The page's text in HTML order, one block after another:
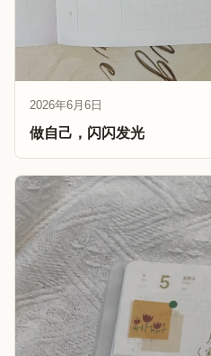
2026年6月6日
做自己，闪闪发光